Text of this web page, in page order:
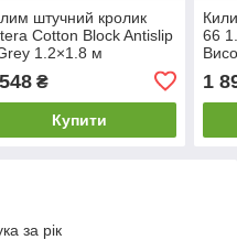
штучний кролик
Cotton Block Antislip
1.2×1.8 м
дому
₴
Купити
66
1
за рік